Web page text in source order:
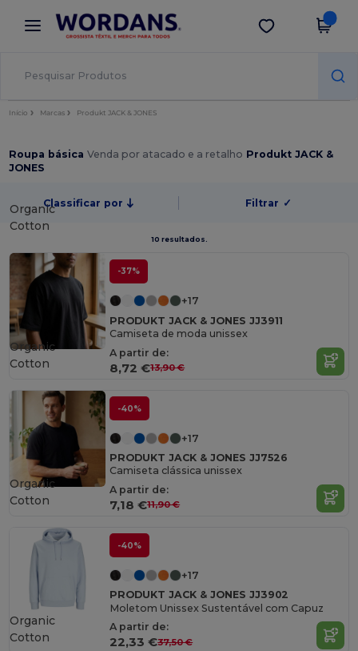
× App Wordans
Melhores preços na app!
Obter app
Início Marcas Produkt JACK & JONES
Roupa básicaVenda por atacado e a retalho Produkt JACK &
JONES
Classificar por Filtrar ✓
10 resultados.
Organic
Cotton
-37%
+17
PRODUKT JACK & JONES JJ3911
Camiseta de moda unissex
A partir de:
8,72 €13,90 €
Organic
Cotton
-40%
+17
PRODUKT JACK & JONES JJ7526
Camiseta clássica unissex
A partir de:
7,18 €11,90 €
Organic
Cotton
-40%
+17
PRODUKT JACK & JONES JJ3902
Moletom Unissex Sustentável com Capuz
A partir de:
22,33 €37,50 €
Organic
Cotton